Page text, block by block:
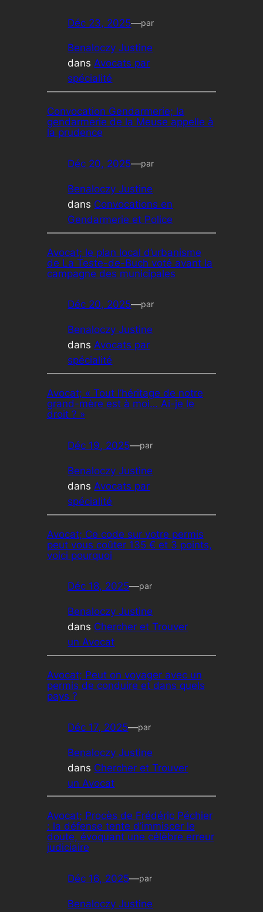
Déc 23, 2025—par
Benaloczy Justine
dansAvocats par
spécialité
Convocation Gendarmerie; la
gendarmerie de la Meuse appelle à
la prudence
Déc 20, 2025—par
Benaloczy Justine
dans Convocations en
Gendarmerie et Police
Avocat; le plan local d’urbanisme
de La Teste-de-Buch voté avant la
campagne des municipales
Déc 20, 2025—par
Benaloczy Justine
dansAvocats par
spécialité
Avocat; « Tout l’héritage de notre
grand-mère est à moi… Ai-je le
droit ? »
Déc 19, 2025—par
Benaloczy Justine
dans Avocats par
spécialité
Avocat; Ce code sur votre permis
peut vous coûter 135 € et 3 points,
voici pourquoi
Déc 18, 2025—par
Benaloczy Justine
dans Chercher et Trouver
un Avocat
Avocat; Peut on voyager avec un
permis de conduire et dans quels
pays ?
Déc 17, 2025—par
Benaloczy Justine
dans Chercher et Trouver
un Avocat
Avocat; Procès de Frédéric Péchier
: la défense tente d’immiscer le
doute, évoquant une célèbre erreur
judiciaire
Déc 16, 2025—par
Benaloczy Justine